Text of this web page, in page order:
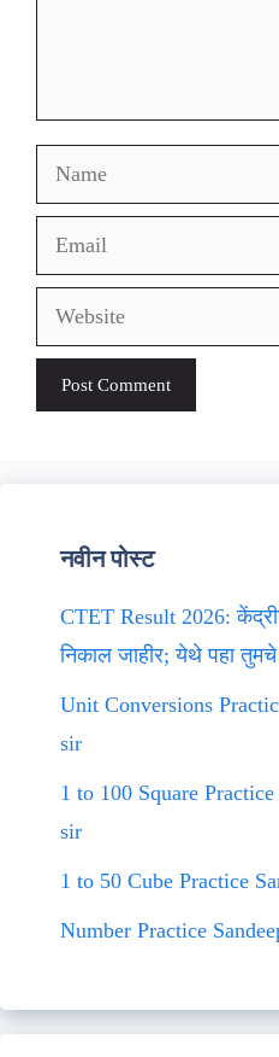
Name
Email
Website
नवीन पोस्ट
CTET Result 2026: केंद्रीय
निकाल जाहीर; येथे पहा तुमचे
Unit Conversions
sir
1 to 100 Square
sir
1 to 50 Cube Practice
Number Practice